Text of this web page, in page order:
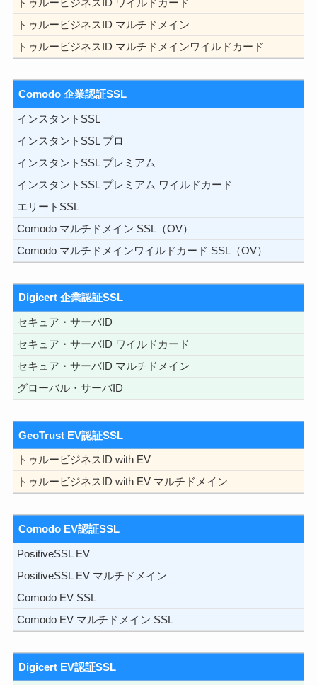
トゥルービジネスID ワイルドカード
トゥルービジネスID マルチドメイン
トゥルービジネスID マルチドメインワイルドカード
Comodo 企業認証SSL
インスタントSSL
インスタントSSL プロ
インスタントSSL プレミアム
インスタントSSL プレミアム ワイルドカード
エリートSSL
Comodo マルチドメイン SSL（OV）
Comodo マルチドメインワイルドカード SSL（OV）
Digicert 企業認証SSL
セキュア・サーバID
セキュア・サーバID ワイルドカード
セキュア・サーバID マルチドメイン
グローバル・サーバID
GeoTrust EV認証SSL
トゥルービジネスID with EV
トゥルービジネスID with EV マルチドメイン
Comodo EV認証SSL
PositiveSSL EV
PositiveSSL EV マルチドメイン
Comodo EV SSL
Comodo EV マルチドメイン SSL
Digicert EV認証SSL